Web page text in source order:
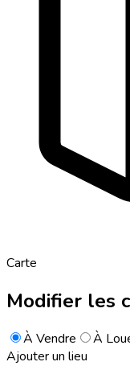
Carte
Modifier les
À Vendre
À
Ajouter un lieu